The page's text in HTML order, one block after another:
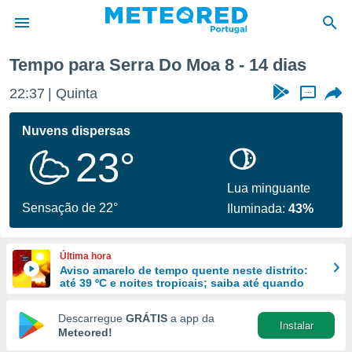
da
foi
fornecidas
a este
das
e
forma
digital
Tempo para Serra Do Moa 8 - 14 dias
22:37 Quinta ...
Nuvens dispersas
23°
Sensação de 22°
Lua minguante
Iluminada:43%
Última hora
Aviso amarelo de tempo quente neste distrito:
até 39 ºC e noites tropicais; saiba até quando
Descarregue GRÁTIS a app da
Meteored!
Instalar